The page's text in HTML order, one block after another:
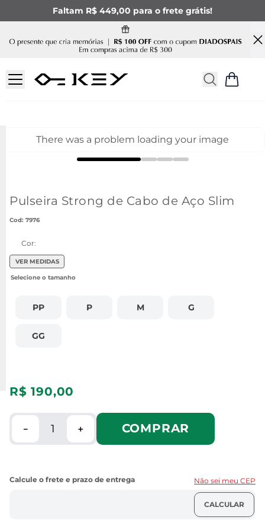
Faltam R$ 449,00 para o frete grátis!
There was a problem loading your image
Pulseira Strong de Cabo de Aço Slim
: 7976
Cor:
VER MEDIDAS
PP P M G
GG
R$ 190,00
＋
－ COMPRAR
Não sei meu CEP